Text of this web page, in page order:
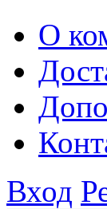
О
Вход